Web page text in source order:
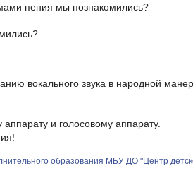
пения мы познакомились?
вокального звука в народной
и голосовому аппарату.
образования МБУ ДО "Центр